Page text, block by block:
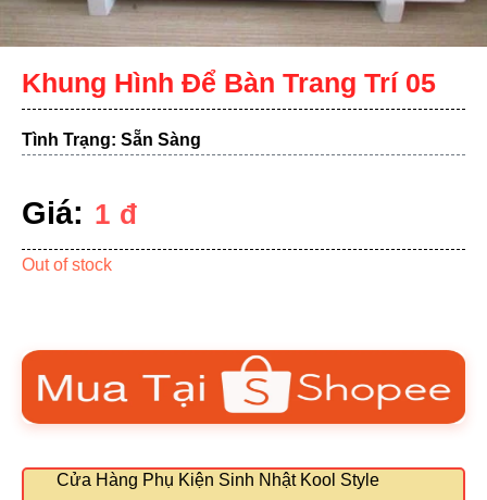
Khung Hình Để Bàn Trang Trí 05
Tình Trạng: Sẵn Sàng
Giá: 1 đ
Out of stock
Cửa Hàng Phụ Kiện Sinh Nhật Kool Style